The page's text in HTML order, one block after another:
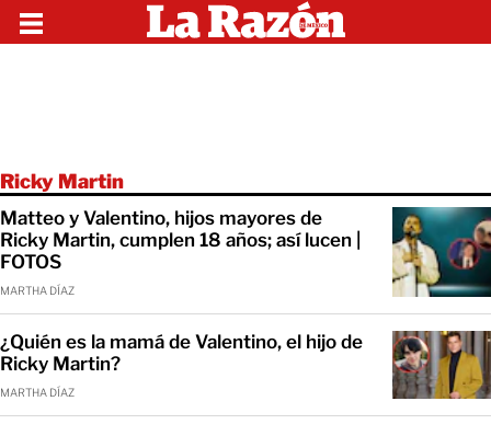
Ricky Martin
Matteo y Valentino, hijos mayores de
Ricky Martin, cumplen 18 años; así lucen |
FOTOS
MARTHA DÍAZ
¿Quién es la mamá de Valentino, el hijo de
Ricky Martin?
MARTHA DÍAZ